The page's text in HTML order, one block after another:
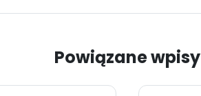
Powiązane wpisy